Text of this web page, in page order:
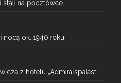
stali na pocztówce.
nocą ok. 1940 roku.
z hotelu „Admiralspalast”.